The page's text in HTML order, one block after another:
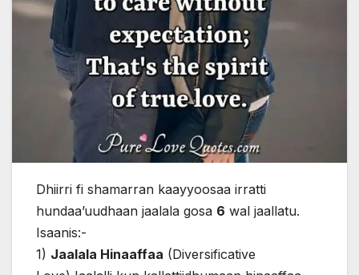
Dhiirri fi shamarran kaayyoosaa irratti
hundaa’uudhaan jaalala gosa 6 wal jaallatu.
Isaanis:-
1) Jaalala Hinaaffaa (Diversificative